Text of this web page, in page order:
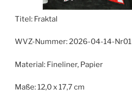
Titel: Fraktal
WVZ-Nummer:2026-04-14-Nr01
Material: Fineliner, Papier
Maße:12,0 x 17,7 cm